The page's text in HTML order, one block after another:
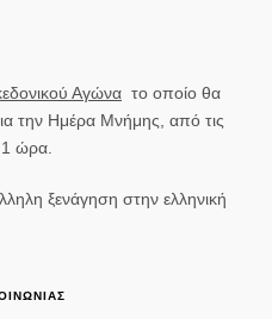
Αγώνα το οποίο θα
την Ημέρα Μνήμης, από τις
ώρα.
ξενάγηση στην ελληνική